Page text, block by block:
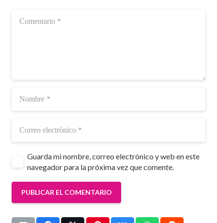
Guarda mi nombre, correo electrónico y web en este
navegador para la próxima vez que comente.
PUBLICAR EL COMENTARIO